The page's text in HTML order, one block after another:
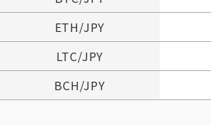
ETH/JPY
LTC/JPY
BCH/JPY